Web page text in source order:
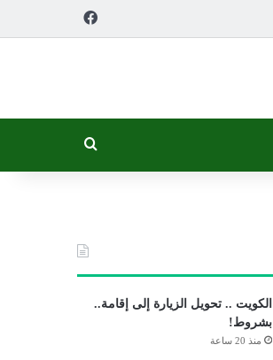
الكويت .. تحويل الزيارة إلى إقامة..
بشروط!
منذ 20 ساعة